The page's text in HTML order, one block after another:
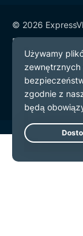
© 2026
Polityka
Warunki
preferencje